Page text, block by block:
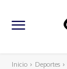
Inicio Deportes